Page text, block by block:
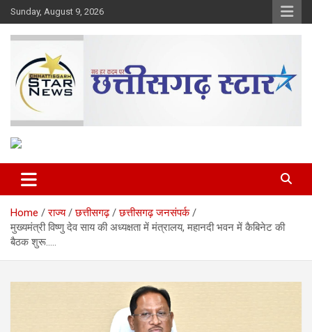
Skip
to
content
Sunday, August 9, 2026
Chhattisgarh Star
Home राज्य छत्तीसगढ़
छत्तीसगढ़ जनसंपर्क
मुख्यमंत्री विष्णु देव साय की अध्यक्षता में मंत्रालय, महानदी भवन में कैबिनेट की
बैठक शुरू…..